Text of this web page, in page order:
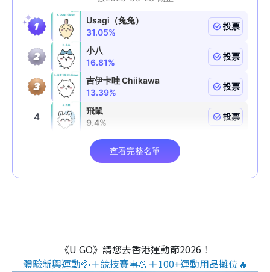
《U GO》請您去香港運動節2026！
體驗新興運動💦＋競技賽事💪＋100+運動用品攤位🔥